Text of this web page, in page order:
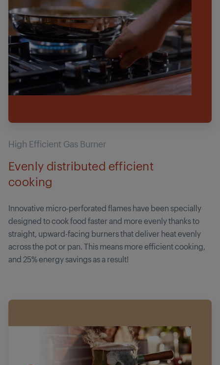
High Efficient Gas Burner
Evenly distributed efficient
cooking
Innovative micro-perforated flames have been specially
designed to cook food faster and more evenly thanks to
straight, upward-facing burners that deliver heat evenly
across the pot or pan. This means more efficient cooking,
and 25% energy savings as a result!